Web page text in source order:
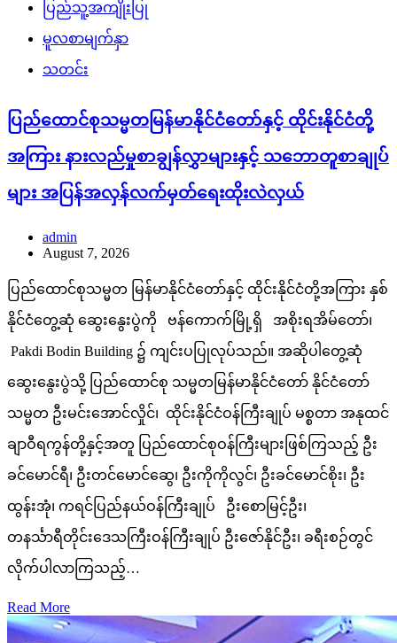
ပြည်သူ့အကျိုးပြု
မူလစာမျက်နှာ
သတင်း
ပြည်ထောင်စုသမ္မတမြန်မာနိုင်ငံတော်နှင့် ထိုင်းနိုင်ငံတို့
အကြား နားလည်မှုစာချွန်လွှာများနှင့် သဘောတူစာချုပ်
များ အပြန်အလှန်လက်မှတ်ရေးထိုးလဲလှယ်
admin
August 7, 2026
ပြည်ထောင်စုသမ္မတ မြန်မာနိုင်ငံတော်နှင့် ထိုင်းနိုင်ငံတို့အကြား နှစ်
နိုင်ငံတွေ့ဆုံ ဆွေးနွေးပွဲကို ဗန်ကောက်မြို့ရှိ အစိုးရအိမ်တော်၊
Pakdi Bodin Building ၌ ကျင်းပပြုလုပ်သည်။ အဆိုပါတွေ့ဆုံ
ဆွေးနွေးပွဲသို့ ပြည်ထောင်စု သမ္မတမြန်မာနိုင်ငံတော် နိုင်ငံတော်
သမ္မတ ဦးမင်းအောင်လှိုင်၊ ထိုင်းနိုင်ငံဝန်ကြီးချုပ် မစ္စတာ အနုထင်
ချာဝီရကွန်တို့နှင့်အတူ ပြည်ထောင်စုဝန်ကြီးများဖြစ်ကြသည့် ဦး
ခင်မောင်ရီ၊ ဦးတင်မောင်ဆွေ၊ ဦးကိုကိုလွင်၊ ဦးခင်မောင်စိုး၊ ဦး
ထွန်းအုံ၊ ကရင်ပြည်နယ်ဝန်ကြီးချုပ် ဦးစောမြင့်ဦး၊
တနင်္သာရီတိုင်းဒေသကြီးဝန်ကြီးချုပ် ဦးဇော်နိုင်ဦး၊ ခရီးစဉ်တွင်
လိုက်ပါလာကြသည့်…
Read More